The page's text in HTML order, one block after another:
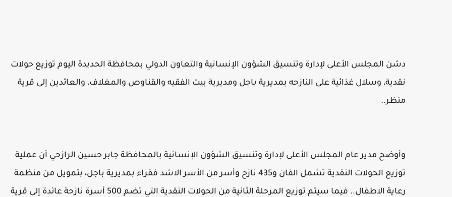
دشن المجلس الأعلى لإدارة وتنسيق الشؤون الإنسانية والتعاون الدولي بمحافظة الحديدة اليوم توزيع حولات
نقدية، وسلال غذائية على النازحه بمديرية باجل ومديرية بيت الفقيه والقناوص والمغلاف، والعائدين إلى قرية
منظر..
وأوضح مدير عام المجلس الأعلى لإدارة وتنسيق الشؤون الإنسانية بالمحافظة جابر حسين الرازحي أن عملية
توزيع الحولات النقدية تشمل الفان و435 نازح وأسر من الأسر الاشد فقراء بمديرية باجل، بتمويل من منظمة
رعاية الاطفال.. فيما سيتم توزيع المرحلة الثانية من الحولات النقدية التي تضم 500 أسرة نازحة عائدة إلى قرية